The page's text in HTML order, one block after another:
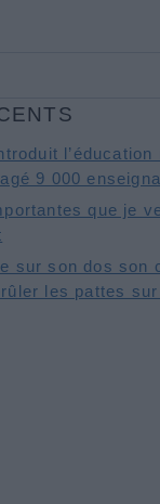
9 000
que je
sur son dos son
les pattes